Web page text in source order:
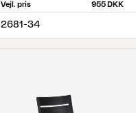
Vejl. pris 955 DKK
2681-34